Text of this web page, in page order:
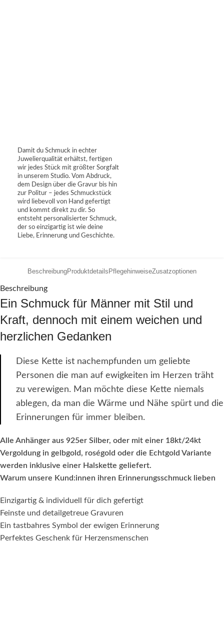
Damit du Schmuck in echter
Juwelierqualität erhältst, fertigen
wir jedes Stück mit größter Sorgfalt
in unserem Studio. Vom Abdruck,
dem Design über die Gravur bis hin
zur Politur – jedes Schmuckstück
wird liebevoll von Hand gefertigt
und kommt direkt zu dir. So
entsteht personalisierter Schmuck,
der so einzigartig ist wie deine
Liebe, Erinnerung und Geschichte.
BeschreibungProduktdetails PflegehinweiseZusatzoptionen
Beschreibung
Ein Schmuck für Männer mit Stil und
Kraft, dennoch mit einem weichen und
herzlichen Gedanken
Diese Kette ist nachempfunden um geliebte
Personen die man auf ewigkeiten im Herzen träht
zu verewigen. Man möchte diese Kette niemals
ablegen, da man die Wärme und Nähe spürt und die
Erinnerungen für immer bleiben.
Alle Anhänger aus 925er Silber, oder mit einer 18kt/24kt
Vergoldung in gelbgold, roségold oder die Echtgold Variante
werden inklusive einer Halskette geliefert.
Warum unsere Kund:innen ihren Erinnerungsschmuck lieben
Einzigartig & individuell für dich gefertigt
Feinste und detailgetreue Gravuren
Ein tastbahres Symbol der ewigen Erinnerung
Perfektes Geschenk für Herzensmenschen